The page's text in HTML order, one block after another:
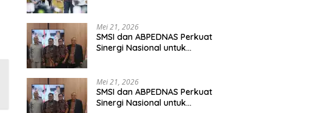
Mei 21, 2026
SMSI dan ABPEDNAS Perkuat
Sinergi Nasional untuk
Mei 21, 2026
SMSI dan ABPEDNAS Perkuat
Sinergi Nasional untuk